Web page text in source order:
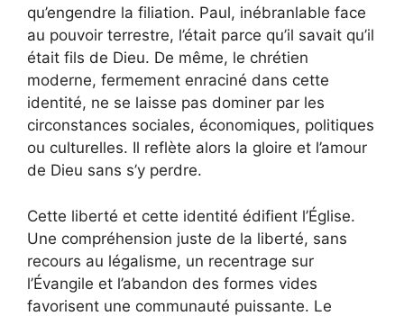
qu’engendre la filiation. Paul, inébranlable face
au pouvoir terrestre, l’était parce qu’il savait qu’il
était fils de Dieu. De même, le chrétien
moderne, fermement enraciné dans cette
identité, ne se laisse pas dominer par les
circonstances sociales, économiques, politiques
ou culturelles. Il reflète alors la gloire et l’amour
de Dieu sans s’y perdre.
Cette liberté et cette identité édifient l’Église.
Une compréhension juste de la liberté, sans
recours au légalisme, un recentrage sur
l’Évangile et l’abandon des formes vides
favorisent une communauté puissante. Le